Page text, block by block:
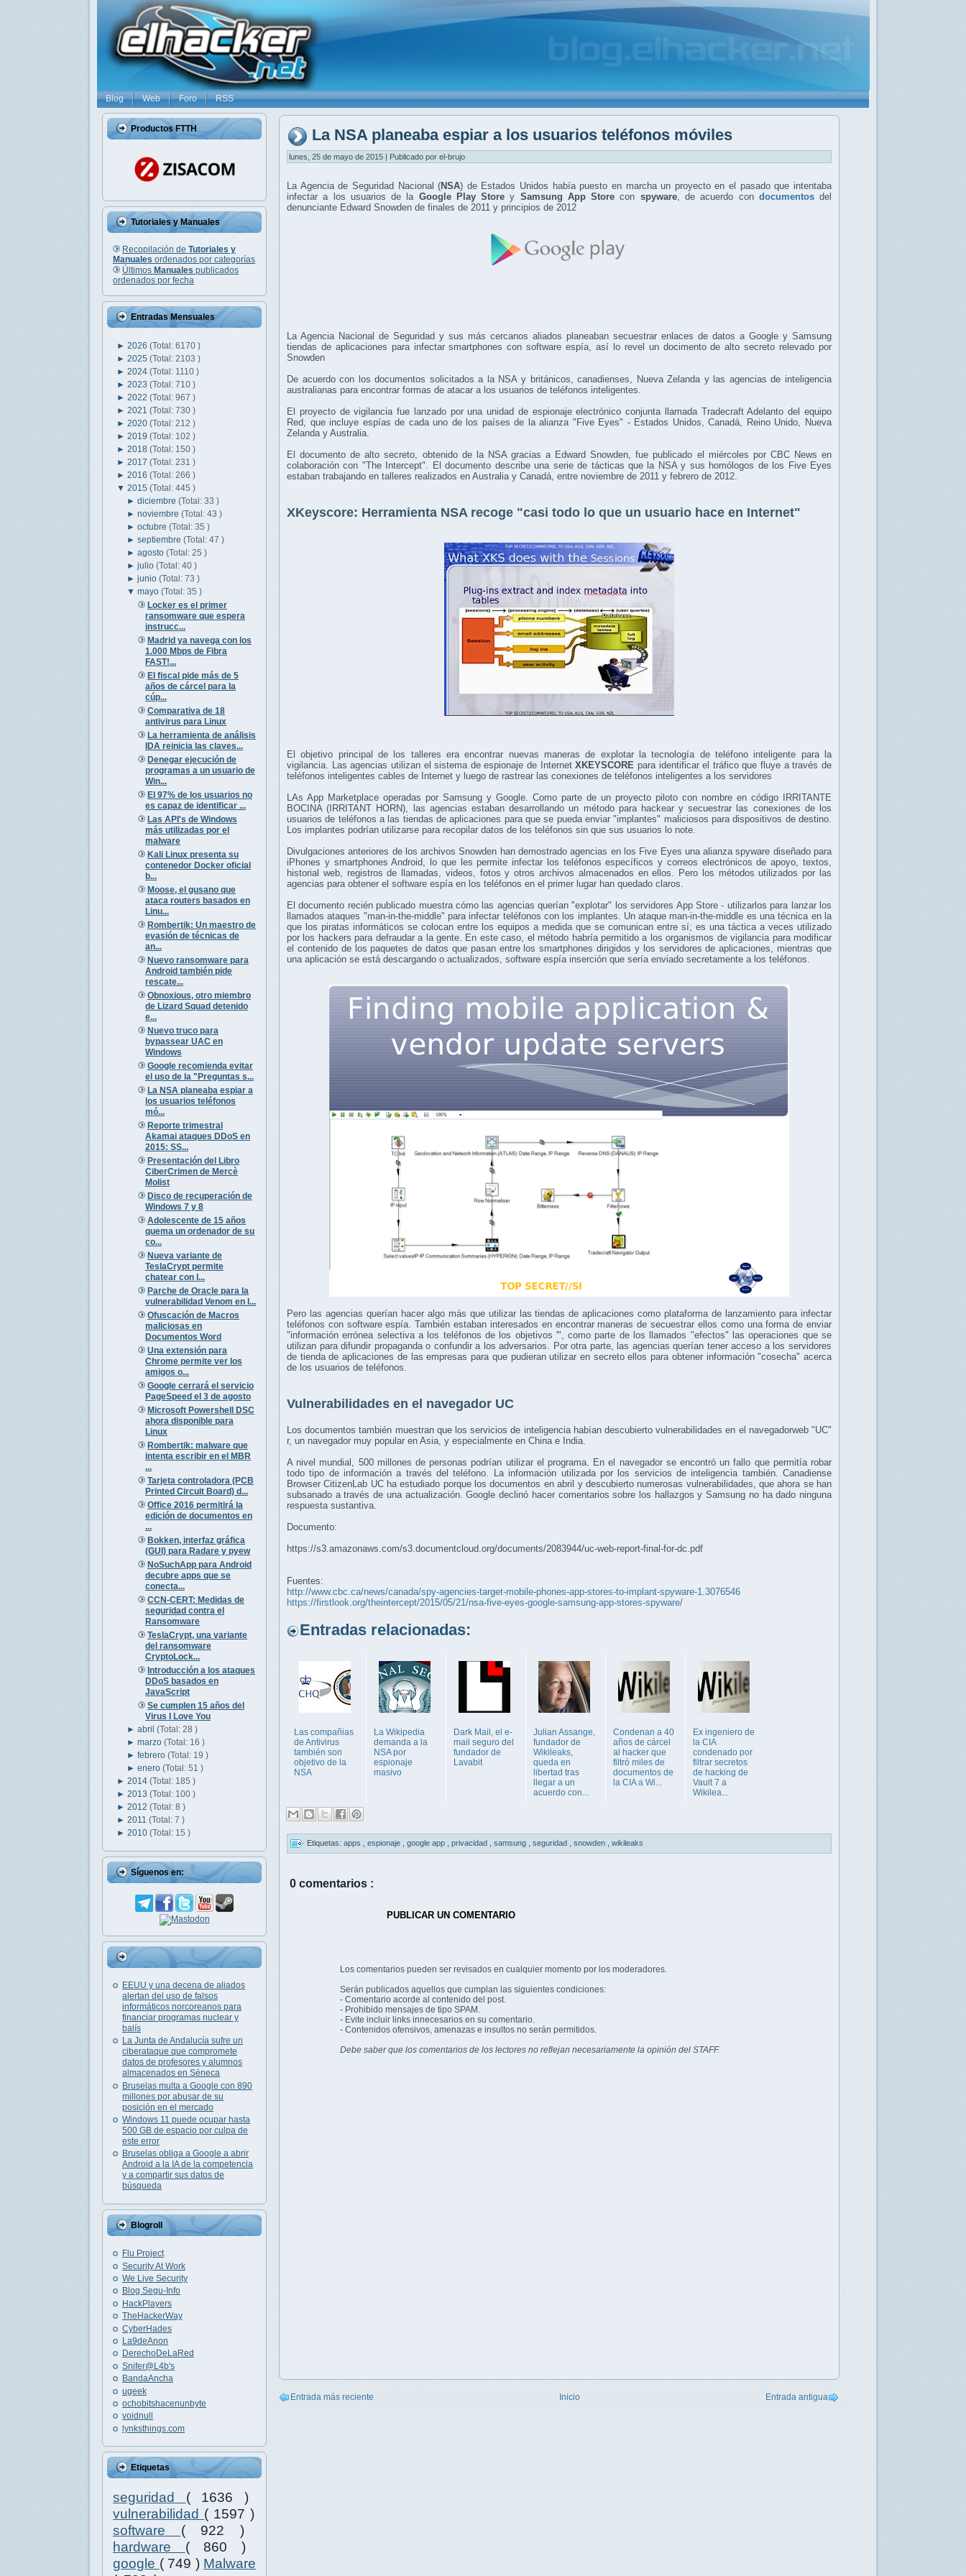
Blog Web Foro RSS
Productos FTTH
Tutoriales y Manuales
Recopilación de Tutoriales y
Manuales ordenados por categorías
Últimos Manuales publicados
ordenados por fecha
Entradas Mensuales
► 2026 (Total: 6170 )
► 2025 (Total: 2103 )
► 2024 (Total: 1110 )
► 2023 (Total: 710 )
► 2022 (Total: 967 )
► 2021 (Total: 730 )
► 2020 (Total: 212 )
► 2019 (Total: 102 )
► 2018 (Total: 150 )
► 2017 (Total: 231 )
► 2016 (Total: 266 )
▼ 2015 (Total: 445 )
►diciembre(Total: 33 )
►noviembre(Total: 43 )
►octubre(Total: 35 )
►septiembre(Total: 47 )
►agosto(Total: 25 )
►julio(Total: 40 )
►junio(Total: 73 )
▼mayo(Total: 35 )
Locker es el primer
ransomware que espera
instrucc...
Madrid ya navega con los
1.000 Mbps de Fibra
FAST!...
El fiscal pide más de 5
años de cárcel para la
cúp...
Comparativa de 18
antivirus para Linux
La herramienta de análisis
IDA reinicia las claves...
Denegar ejecución de
programas a un usuario de
Win...
El 97% de los usuarios no
es capaz de identificar ...
Las API's de Windows
más utilizadas por el
malware
Kali Linux presenta su
contenedor Docker oficial
b...
Moose, el gusano que
ataca routers basados en
Linu...
Rombertik: Un maestro de
evasión de técnicas de
an...
Nuevo ransomware para
Android también pide
rescate...
Obnoxious, otro miembro
de Lizard Squad detenido
e...
Nuevo truco para
bypassear UAC en
Windows
Google recomienda evitar
el uso de la "Preguntas s...
La NSA planeaba espiar a
los usuarios teléfonos
mó...
Reporte trimestral
Akamai ataques DDoS en
2015: SS...
Presentación del Libro
CiberCrimen de Mercè
Molist
Disco de recuperación de
Windows 7 y 8
Adolescente de 15 años
quema un ordenador de su
co...
Nueva variante de
TeslaCrypt permite
chatear con l...
Parche de Oracle para la
vulnerabilidad Venom en l...
Ofuscación de Macros
maliciosas en
Documentos Word
Una extensión para
Chrome permite ver los
amigos o...
Google cerrará el servicio
PageSpeed el 3 de agosto
Microsoft Powershell DSC
ahora disponible para
Linux
Rombertik: malware que
intenta escribir en el MBR
...
Tarjeta controladora (PCB
Printed Circuit Board) d...
Office 2016 permitirá la
edición de documentos en
...
Bokken, interfaz gráfica
(GUI) para Radare y pyew
NoSuchApp para Android
decubre apps que se
conecta...
CCN-CERT: Medidas de
seguridad contra el
Ransomware
TeslaCrypt, una variante
del ransomware
CryptoLock...
Introducción a los ataques
DDoS basados en
JavaScript
Se cumplen 15 años del
Virus I Love You
►abril(Total: 28 )
►marzo(Total: 16 )
►febrero(Total: 19 )
►enero(Total: 51 )
► 2014 (Total: 185 )
► 2013 (Total: 100 )
► 2012 (Total: 8 )
► 2011 (Total: 7 )
► 2010 (Total: 15 )
Síguenos en:
EEUU y una decena de aliados
alertan del uso de falsos
informáticos norcoreanos para
financiar programas nuclear y
balís
La Junta de Andalucía sufre un
ciberataque que compromete
datos de profesores y alumnos
almacenados en Séneca
Bruselas multa a Google con 890
millones por abusar de su
posición en el mercado
Windows 11 puede ocupar hasta
500 GB de espacio por culpa de
este error
Bruselas obliga a Google a abrir
Android a la IA de la competencia
y a compartir sus datos de
búsqueda
Blogroll
Flu Project
Security At Work
We Live Security
Blog Segu-Info
HackPlayers
TheHackerWay
CyberHades
La9deAnon
DerechoDeLaRed
Snifer@L4b's
BandaAncha
ugeek
ochobitshacenunbyte
voidnull
lynksthings.com
Etiquetas
seguridad ( 1636 )
vulnerabilidad ( 1597 )
software ( 922 )
hardware ( 860 )
google ( 749 ) Malware
La NSA planeaba espiar a los usuarios teléfonos móviles
lunes, 25 de mayo de 2015 | Publicado por el-brujo
La Agencia de Seguridad Nacional (NSA) de Estados Unidos había puesto en marcha un proyecto en el pasado que intentaba
infectar a los usuarios de la Google Play Store y Samsung App Store con spyware, de acuerdo con documentosdel
denunciante Edward Snowden de finales de 2011 y principios de 2012
La Agencia Nacional de Seguridad y sus más cercanos aliados planeaban secuestrar enlaces de datos a Google y Samsung
tiendas de aplicaciones para infectar smartphones con software espía, así lo revel un docimento de alto secreto relevado por
Snowden
De acuerdo con los documentos solicitados a la NSA y británicos, canadienses, Nueva Zelanda y las agencias de inteligencia
australianas para encontrar formas de atacar a los usuarios de teléfonos inteligentes.
El proyecto de vigilancia fue lanzado por una unidad de espionaje electrónico conjunta llamada Tradecraft Adelanto del equipo
Red, que incluye espías de cada uno de los países de la alianza "Five Eyes" - Estados Unidos, Canadá, Reino Unido, Nueva
Zelanda y Australia.
El documento de alto secreto, obtenido de la NSA gracias a Edward Snowden, fue publicado el miércoles por CBC News en
colaboración con "The Intercept". El documento describe una serie de tácticas que la NSA y sus homólogos de los Five Eyes
estaban trabajando en talleres realizados en Australia y Canadá, entre noviembre de 2011 y febrero de 2012.
XKeyscore: Herramienta NSA recoge "casi todo lo que un usuario hace en Internet"
El objetivo principal de los talleres era encontrar nuevas maneras de explotar la tecnología de teléfono inteligente para la
vigilancia. Las agencias utilizan el sistema de espionaje de InternetXKEYSCORE para identificar el tráfico que fluye a través de
teléfonos inteligentes cables de Internet y luego de rastrear las conexiones de teléfonos inteligentes a los servidores
LAs App Marketplace operadas por Samsung y Google. Como parte de un proyecto piloto con nombre en código IRRITANTE
BOCINA (IRRITANT HORN), las agencias estaban desarrollando un método para hackear y secuestrar las conexiones de los
usuarios de teléfonos a las tiendas de aplicaciones para que se pueda enviar "implantes" maliciosos para dispositivos de destino.
Los implantes podrían utilizarse para recopilar datos de los teléfonos sin que sus usuarios lo note.
Divulgaciones anteriores de los archivos Snowden han demostrado agencias en los Five Eyes una alianza spyware diseñado para
iPhones y smartphones Android, lo que les permite infectar los teléfonos específicos y correos electrónicos de apoyo, textos,
historial web, registros de llamadas, videos, fotos y otros archivos almacenados en ellos. Pero los métodos utilizados por las
agencias para obtener el software espía en los teléfonos en el primer lugar han quedado claros.
El documento recién publicado muestra cómo las agencias querían "explotar" los servidores App Store - utilizarlos para lanzar los
llamados ataques "man-in-the-middle" para infectar teléfonos con los implantes. Un ataque man-in-the-middle es una técnica en la
que los piratas informáticos se colocan entre los equipos a medida que se comunican entre sí; es una táctica a veces utilizado
por los hackers para defraudar a la gente. En este caso, el método habría permitido a los organismos de vigilancia para modificar
el contenido de los paquetes de datos que pasan entre los smartphones dirigidos y los servidores de aplicaciones, mientras que
una aplicación se está descargando o actualizados, software espía inserción que sería enviado secretamente a los teléfonos.
Pero las agencias querían hacer algo más que utilizar las tiendas de aplicaciones como plataforma de lanzamiento para infectar
teléfonos con software espía. También estaban interesados en encontrar maneras de secuestrar ellos como una forma de enviar
"información errónea selectiva a los teléfonos de los objetivos '", como parte de los llamados "efectos" las operaciones que se
utilizan para difundir propaganda o confundir a los adversarios. Por otra parte, las agencias querían tener acceso a los servidores
de tienda de aplicaciones de las empresas para que pudieran utilizar en secreto ellos para obtener información "cosecha" acerca
de los usuarios de teléfonos.
Vulnerabilidades en el navegador UC
Los documentos también muestran que los servicios de inteligencia habían descubierto vulnerabilidades en el navegadorweb "UC"
r, un navegador muy popular en Asia, y especialmente en China e India.
A nivel mundial, 500 millones de personas podrían utilizar el programa. En el navegador se encontró un fallo que permitía robar
todo tipo de información a través del teléfono. La información utilizada por los servicios de inteligencia también. Canadiense
Browser CitizenLab UC ha estudiado porque los documentos en abril y descubierto numerosas vulnerabilidades, que ahora se han
subsanado a través de una actualización. Google declinó hacer comentarios sobre los hallazgos y Samsung no ha dado ninguna
respuesta sustantiva.
Documento:
https://s3.amazonaws.com/s3.documentcloud.org/documents/2083944/uc-web-report-final-for-dc.pdf
Fuentes:
http://www.cbc.ca/news/canada/spy-agencies-target-mobile-phones-app-stores-to-implant-spyware-1.3076546
https://firstlook.org/theintercept/2015/05/21/nsa-five-eyes-google-samsung-app-stores-spyware/
Entradas relacionadas:
Las compañias
de Antivirus
también son
objetivo de la
NSA
La Wikipedia
demanda a la
NSA por
espionaje
masivo
Dark Mail, el e-
mail seguro del
fundador de
Lavabit
Julian Assange,
fundador de
Wikileaks,
queda en
libertad tras
llegar a un
acuerdo con...
Condenan a 40
años de cárcel
al hacker que
filtró miles de
documentos de
la CIA a Wi...
Ex ingeniero de
la CIA
condenado por
filtrar secretos
de hacking de
Vault 7 a
Wikilea...
Etiquetas: apps espionaje google app privacidad samsung seguridad snowden wikileaks
0 comentarios :
PUBLICAR UN COMENTARIO
Los comentarios pueden ser revisados en cualquier momento por los moderadores.
Serán publicados aquellos que cumplan las siguientes condiciones:
- Comentario acorde al contenido del post.
- Prohibido mensajes de tipo SPAM.
- Evite incluir links innecesarios en su comentario.
- Contenidos ofensivos, amenazas e insultos no serán permitidos.
Debe saber que los comentarios de los lectores no reflejan necesariamente la opinión del STAFF.
Entrada más reciente Entrada antigua
Inicio